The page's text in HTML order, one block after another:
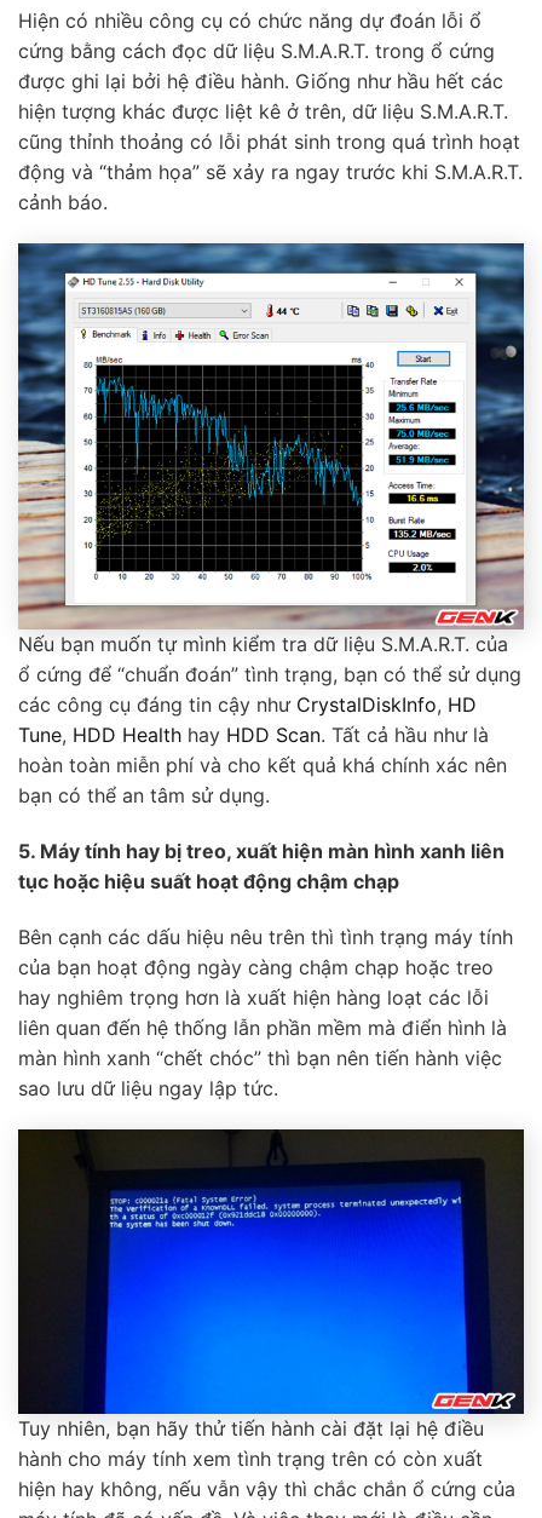
Hiện có nhiều công cụ có chức năng dự đoán lỗi ổ
cứng bằng cách đọc dữ liệu S.M.A.R.T. trong ổ cứng
được ghi lại bởi hệ điều hành. Giống như hầu hết các
hiện tượng khác được liệt kê ở trên, dữ liệu S.M.A.R.T.
cũng thỉnh thoảng có lỗi phát sinh trong quá trình hoạt
động và “thảm họa” sẽ xảy ra ngay trước khi S.M.A.R.T.
cảnh báo.
Nếu bạn muốn tự mình kiểm tra dữ liệu S.M.A.R.T. của
ổ cứng để “chuẩn đoán” tình trạng, bạn có thể sử dụng
các công cụ đáng tin cậy như CrystalDiskInfo, HD
Tune, HDD Health hay HDD Scan. Tất cả hầu như là
hoàn toàn miễn phí và cho kết quả khá chính xác nên
bạn có thể an tâm sử dụng.
5. Máy tính hay bị treo, xuất hiện màn hình xanh liên
tục hoặc hiệu suất hoạt động chậm chạp
Bên cạnh các dấu hiệu nêu trên thì tình trạng máy tính
của bạn hoạt động ngày càng chậm chạp hoặc treo
hay nghiêm trọng hơn là xuất hiện hàng loạt các lỗi
liên quan đến hệ thống lẫn phần mềm mà điển hình là
màn hình xanh “chết chóc” thì bạn nên tiến hành việc
sao lưu dữ liệu ngay lập tức.
Tuy nhiên, bạn hãy thử tiến hành cài đặt lại hệ điều
hành cho máy tính xem tình trạng trên có còn xuất
hiện hay không, nếu vẫn vậy thì chắc chắn ổ cứng của